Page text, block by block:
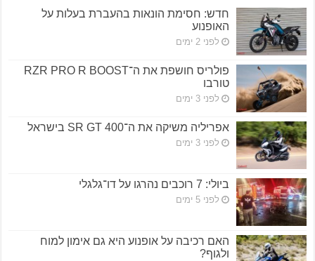
חדש: חסימת הונאות בהעברת בעלות על
האופנוע
לפני 2 ימים
פולריס חושפת את ה־RZR PRO R BOOST
טורבו
לפני 3 ימים
אפריליה משיקה את ה־SR GT 400 בישראל
לפני 3 ימים
ביולי: 7 רוכבים נהרגו על דו־גלגלי
לפני 5 ימים
האם רכיבה על אופנוע היא גם אימון למוח
ולגוף?